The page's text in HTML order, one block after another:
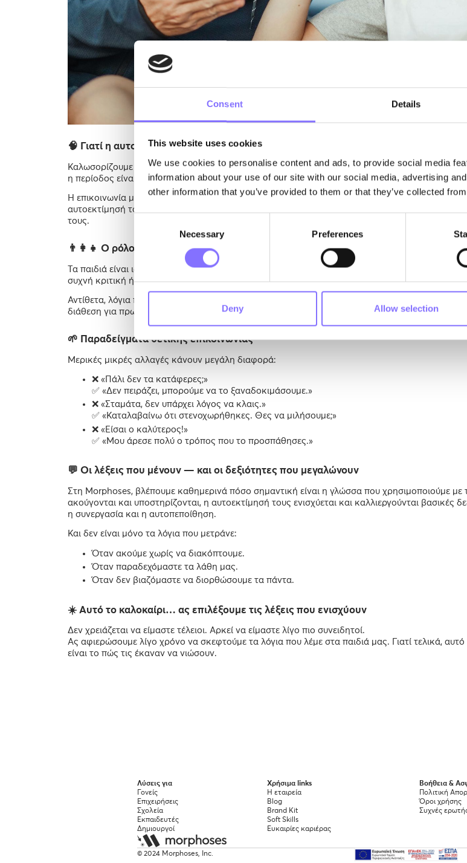
Consent Details
This website uses cookies
We use cookies to personalise content and ads, to provide social media
information about your use of our site with our social media, advertising
other information that you’ve provided to them or that they’ve collected
Necessary Preferences
Deny Allow selection
🧠 Γιατί η αυτοεκτίμηση των παιδιών ξεκινά από τις λέξεις μας
Καλωσορίζουμε τον Αύγουστο, έναν μήνα που φέρνει μαζί του στιγμές ηρεμίας και
η περίοδος είναι μια καλή ευκαιρία να σκεφτούμε πώς απευθυνόμαστε στα παιδιά μας;
Η επικοινωνία μας με τα παιδιά δεν είναι απλώς ανταλλαγή πληροφοριών. Είναι η βάση πάνω
αυτοεκτίμησή τους. Κάθε λέξη, κάθε σχόλιο, έχει τη δύναμη να ενισχύσει ή να αποδυναμώσει
τους.
👨‍👩‍👧 Ο ρόλος των γονιών στην ενίσχυση της αυτοεκτίμησης
Τα παιδιά είναι ιδιαίτερα ευαίσθητα στα μηνύματα που λαμβάνουν από το περιβάλλον τους,
συχνή κριτική ή η αρνητική γλώσσα μπορεί να δημιουργήσει αμφιβολίες και φόβους,
Αντίθετα, λόγια που ενθαρρύνουν και αναγνωρίζουν την προσπάθεια χτίζουν γερές βάσεις για
διάθεση για πρωτοβουλίες.
🌱 Παραδείγματα θετικής επικοινωνίας
Μερικές μικρές αλλαγές κάνουν μεγάλη διαφορά:
❌ «Πάλι δεν τα κατάφερες;»
✅ «Δεν πειράζει, μπορούμε να το ξαναδοκιμάσουμε.»
❌ «Σταμάτα, δεν υπάρχει λόγος να κλαις.»
✅ «Καταλαβαίνω ότι στενοχωρήθηκες. Θες να μιλήσουμε;»
❌ «Είσαι ο καλύτερος!»
✅ «Μου άρεσε πολύ ο τρόπος που το προσπάθησες.»
💬 Οι λέξεις που μένουν — και οι δεξιότητες που μεγαλώνουν
Στη Morphoses, βλέπουμε καθημερινά πόσο σημαντική είναι η γλώσσα που χρησιμοποιούμε με
ακούγονται και υποστηρίζονται, η αυτοεκτίμησή τους ενισχύεται και καλλιεργούνται βασικές
η συνεργασία και η αυτοπεποίθηση.
Και δεν είναι μόνο τα λόγια που μετράνε:
Όταν ακούμε χωρίς να διακόπτουμε.
Όταν παραδεχόμαστε τα λάθη μας.
Όταν δεν βιαζόμαστε να διορθώσουμε τα πάντα.
☀️ Αυτό το καλοκαίρι… ας επιλέξουμε τις λέξεις που ενισχύουν
Δεν χρειάζεται να είμαστε τέλειοι. Αρκεί να είμαστε λίγο πιο συνειδητοί.
Ας αφιερώσουμε λίγο χρόνο να σκεφτούμε τα λόγια που λέμε στα παιδιά μας. Γιατί τελικά, αυτό
είναι το πώς τις έκαναν να νιώσουν.
Λύσεις για
Γονείς
Επιχειρήσεις
Σχολεία
Εκπαιδευτές
Δημιουργοί
Χρήσιμα links
Η εταιρεία
Blog
Brand Kit
Soft Skills
Ευκαιρίες καριέρας
Βοήθεια &
Πολιτική
Όροι χρήσης
Συχνές
© 2024 Morphoses, Inc.